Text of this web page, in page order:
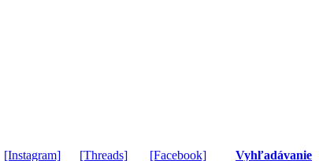
[Instagram] [Threads] [Facebook] Vyhľadávanie